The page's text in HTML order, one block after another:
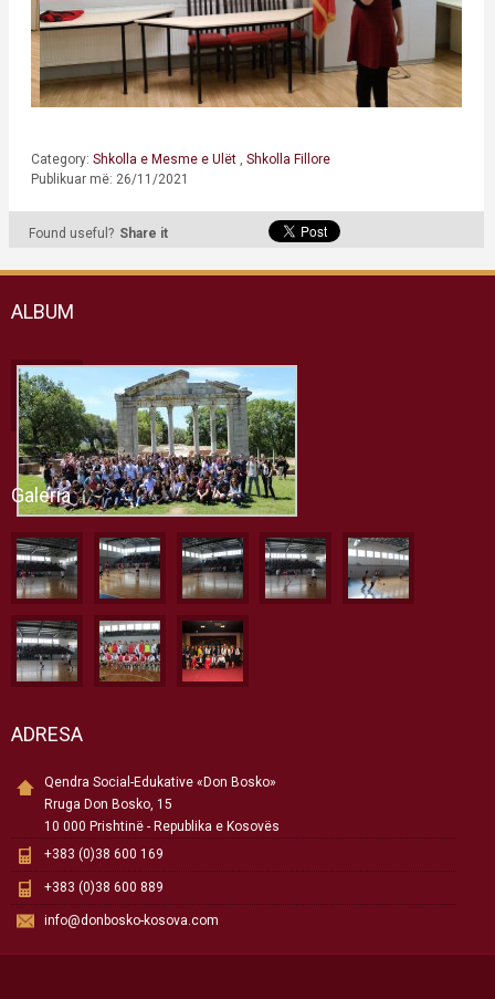
Category: Shkolla e Mesme e Ulët
Shkolla Fillore
Publikuar më: 26/11/2021
Found useful? Share it
ALBUM
Galeria
ADRESA
Qendra Social-Edukative «Don Bosko»
Rruga Don Bosko, 15
10 000 Prishtinë - Republika e Kosovës
+383 (0)38 600 169
+383 (0)38 600 889
info@donbosko-kosova.com